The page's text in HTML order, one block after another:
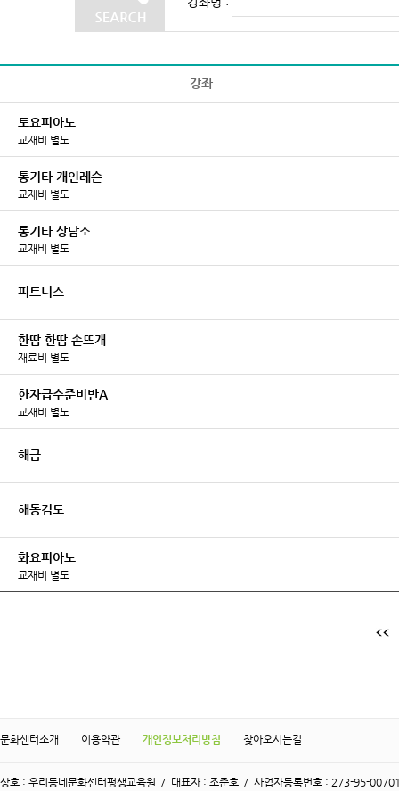
강좌
토요피아노
교재비 별도
통기타 개인레슨
교재비 별도
통기타 상담소
교재비 별도
피트니스
한땀 한땀 손뜨개
재료비 별도
한자급수준비반A
교재비 별도
해금
해동검도
화요피아노
교재비 별도
문화센터소개 이용약관 개인정보처리방침 찾아오시는길
상호 : 우리동네문화센터평생교육원 / 대표자 : 조준호 / 사업자등록번호 : 273-95-